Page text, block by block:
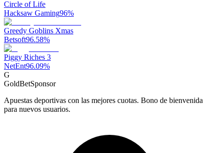
Circle of Life
Hacksaw Gaming96%
Greedy Goblins Xmas
Betsoft96.58%
Piggy Riches 3
NetEnt96.09%
G
GoldBetSponsor
Apuestas deportivas con las mejores cuotas. Bono de bienvenida
para nuevos usuarios.